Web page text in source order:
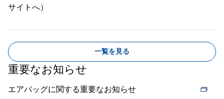
サイトへ）
一覧を見る
重要なお知らせ
エアバッグに関する重要なお知らせ